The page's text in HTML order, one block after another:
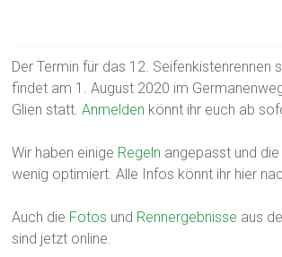
Der Termin für das 12. Seifenkistenrennen
findet am 1. August 2020 im
Glien statt.Anmelden könnt ihr euch ab
Wir haben einige Regeln angepasst und
wenig optimiert. Alle Infos könnt ihr hier
Auch die Fotos und Rennergebnisse aus
sind jetzt online.